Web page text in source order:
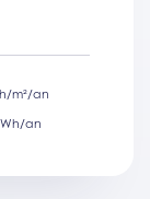
m²/an
an